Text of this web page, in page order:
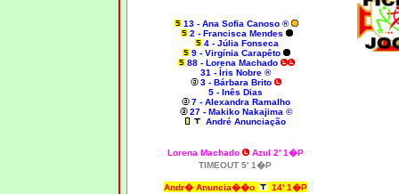
13 - Ana Sofia Canoso ®
2 - Francisca Mendes
4 - Júlia Fonseca
9 - Virgínia Carapêto
88 - Lorena Machado
31 - Íris Nobre ®
3 - Bárbara Brito
5 - Inês Dias
7 - Alexandra Ramalho
27 - Makiko Nakajima ©
André Anunciação
Lorena Machado
Azul 2' 1�P
TIMEOUT 5' 1�P
Andr� Anuncia��o
14' 1�P